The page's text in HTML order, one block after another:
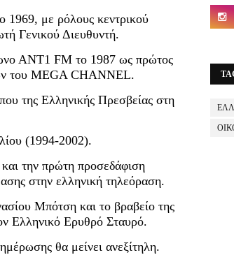
1969, με ρόλους κεντρικού
Γενικού Διευθυντή.
ΑΝΤ1 FM το 1987 ως πρώτος
του MEGA CHANNEL.
της Ελληνικής Πρεσβείας στη
(1994-2002).
την πρώτη προσεδάφιση
στην ελληνική τηλεόραση.
Μπότση και το βραβείο της
Ελληνικό Ερυθρό Σταυρό.
θα μείνει ανεξίτηλη.